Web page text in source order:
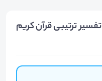
بلیت های دوره تسنیم 80 تفسیر ترتیبی قرآن کریم